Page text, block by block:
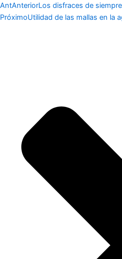
AntAnteriorLos disfraces de
PróximoUtilidad de las mallas en la